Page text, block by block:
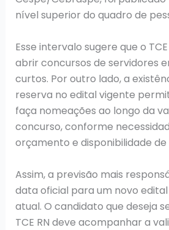
nível superior do quadro de
Esse intervalo sugere que o
abrir concursos de servidores
curtos. Por outro lado, a
reserva no edital vigente
faça nomeações ao longo da
concurso, conforme
orçamento e disponibilidade de
Assim, a previsão mais
data oficial para um novo
atual. O candidato que deseja
TCE RN deve acompanhar a